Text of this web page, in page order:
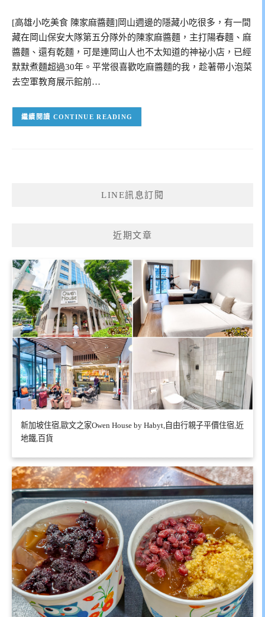
[高雄小吃美食 陳家麻醬麵]岡山週邊的隱藏小吃很多，有一間
藏在岡山保安大隊第五分隊外的陳家麻醬麵，主打陽春麵、麻
醬麵、還有乾麵，可是連岡山人也不太知道的神祕小店，已經
默默煮麵超過30年。平常很喜歡吃麻醬麵的我，趁著帶小泡菜
去空軍教育展示館前…
CONTINUE READING
LINE訊息訂閱
近期文章
新加坡住宿,歐文之家Owen House by Habyt,自由行親子平價住宿,近
地鐵,百貨